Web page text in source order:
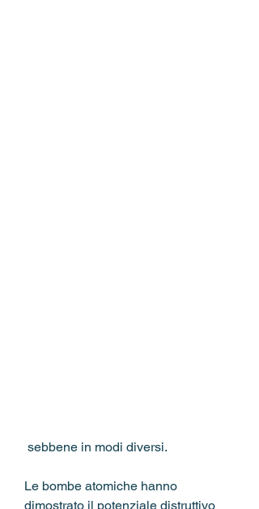
sebbene in modi diversi.
Le bombe atomiche hanno
dimostrato il potenziale distruttivo